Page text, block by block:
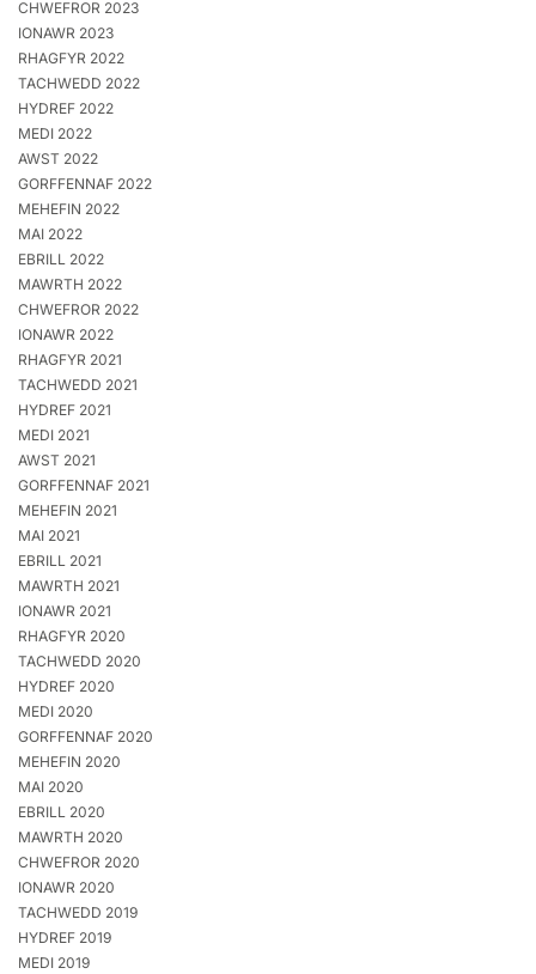
CHWEFROR 2023
IONAWR 2023
RHAGFYR 2022
TACHWEDD 2022
HYDREF 2022
MEDI 2022
AWST 2022
GORFFENNAF 2022
MEHEFIN 2022
MAI 2022
EBRILL 2022
MAWRTH 2022
CHWEFROR 2022
IONAWR 2022
RHAGFYR 2021
TACHWEDD 2021
HYDREF 2021
MEDI 2021
AWST 2021
GORFFENNAF 2021
MEHEFIN 2021
MAI 2021
EBRILL 2021
MAWRTH 2021
IONAWR 2021
RHAGFYR 2020
TACHWEDD 2020
HYDREF 2020
MEDI 2020
GORFFENNAF 2020
MEHEFIN 2020
MAI 2020
EBRILL 2020
MAWRTH 2020
CHWEFROR 2020
IONAWR 2020
TACHWEDD 2019
HYDREF 2019
MEDI 2019